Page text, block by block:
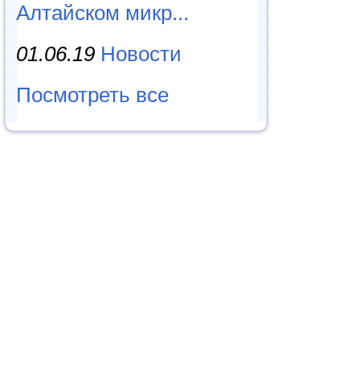
Алтайском микр...
01.06.19 Новости
Посмотреть все